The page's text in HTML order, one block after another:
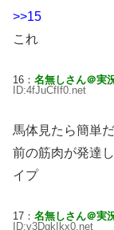
>>15
これ
16： 名無しさん＠実
ID:4fJuCfIf0.net
馬体見たら簡単
前の筋肉が発達
イプ
17： 名無しさん＠実
ID:v3DgkIkx0.net